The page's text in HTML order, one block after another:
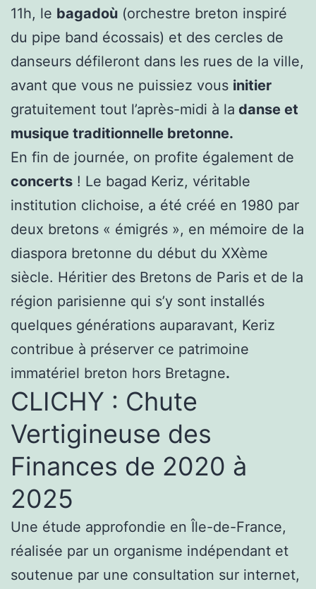
11h, le bagadoù (orchestre breton inspiré
du pipe band écossais) et des cercles de
danseurs défileront dans les rues de la ville,
avant que vous ne puissiez vous initier
gratuitement tout l’après-midi à la danse et
musique traditionnelle bretonne.
En fin de journée, on profite également de
concerts ! Le bagad Keriz, véritable
institution clichoise, a été créé en 1980 par
deux bretons « émigrés », en mémoire de la
diaspora bretonne du début du XXème
siècle. Héritier des Bretons de Paris et de la
région parisienne qui s’y sont installés
quelques générations auparavant, Keriz
contribue à préserver ce patrimoine
immatériel breton hors Bretagne.
CLICHY : Chute
Vertigineuse des
Finances de 2020 à
2025
Une étude approfondie en Île-de-France,
réalisée par un organisme indépendant et
soutenue par une consultation sur internet,